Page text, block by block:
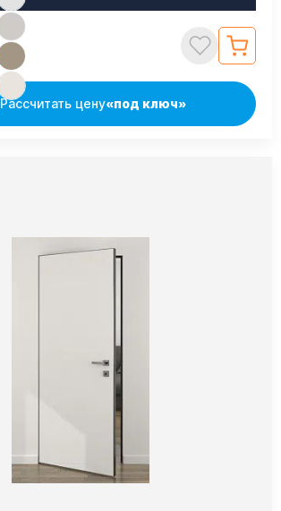
Рассчитать цену«под ключ»